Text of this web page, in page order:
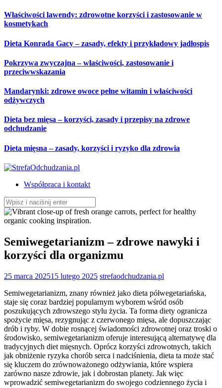
Przeskocz
do
Właściwości lawendy: zdrowotne korzyści i zastosowanie w
kosmetykach
Dieta Konrada Gacy – zasady, efekty i przykładowy jadłospis
Pokrzywa zwyczajna – właściwości, zastosowanie i
przeciwwskazania
Mandarynki: zdrowe owoce pełne witamin i właściwości
odżywczych
Dieta bez mięsa – korzyści, zasady i przepisy na zdrowe
odchudzanie
Dieta mięsna – zasady, korzyści i ryzyko dla zdrowia
Współpraca i kontakt
Szukaj:
Semiwegetarianizm – zdrowe nawyki i
korzyści dla organizmu
25 marca 202515 lutego 2025 strefaodchudzania.pl
Semiwegetarianizm, znany również jako dieta półwegetariańska,
staje się coraz bardziej popularnym wyborem wśród osób
poszukujących zdrowszego stylu życia. Ta forma diety ogranicza
spożycie mięsa, rezygnując z czerwonego mięsa, ale dopuszczając
drób i ryby. W dobie rosnącej świadomości zdrowotnej oraz troski o
środowisko, semiwegetarianizm oferuje interesującą alternatywę dla
tradycyjnych diet mięsnych. Oprócz korzyści zdrowotnych, takich
jak obniżenie ryzyka chorób serca i nadciśnienia, dieta ta może stać
się kluczem do zrównoważonego odżywiania, które wspiera
zarówno nasze zdrowie, jak i dobrostan planety. Jak więc
wprowadzić semiwegetarianizm do swojego codziennego życia i